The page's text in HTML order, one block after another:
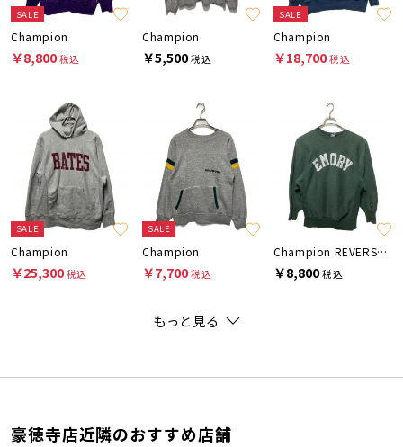
SALE
Champion
￥8,800税込
Champion
￥5,500税込
SALE
Champion
￥18,700税込
SALE
Champion
￥25,300税込
SALE
Champion
￥7,700税込
Champion REVERSE WEAVE
￥8,800税込
もっと見る
豪徳寺店近隣のおすすめ店舗